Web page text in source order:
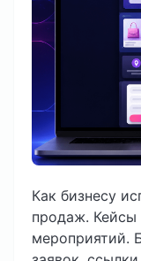
Как бизнесу
продаж. Кейсы
мероприятий.